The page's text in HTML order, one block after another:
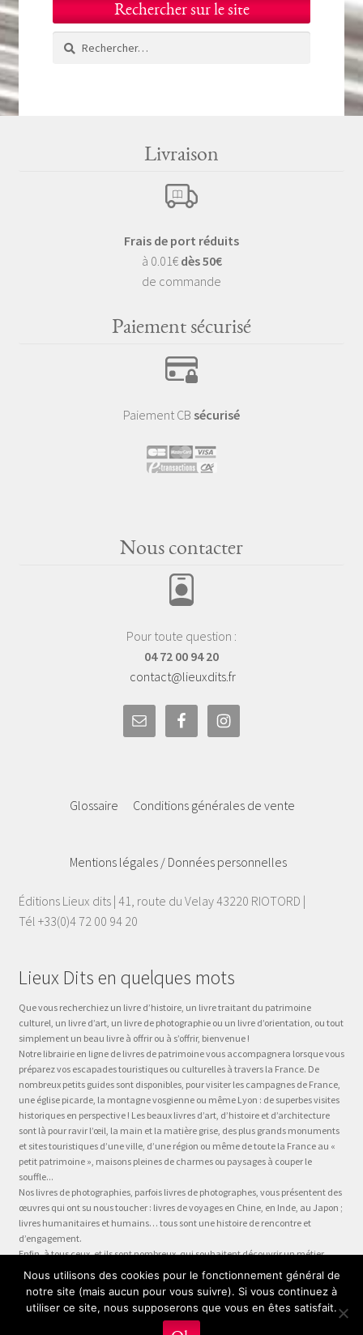
Rechercher sur le site
Rechercher :
Livraison
Frais de port réduits
à 0.01€ dès 50€
de commande
Paiement sécurisé
Paiement CB sécurisé
Nous contacter
Pour toute question :
04 72 00 94 20
contact@lieuxdits.fr
Glossaire Conditions générales de vente
Mentions légales / Données personnelles
Éditions Lieux dits | 41, route du Velay 43220 RIOTORD |
Tél +33(0)4 72 00 94 20
Lieux Dits en quelques mots
Que vous recherchiez un livre d’histoire, un livre traitant du patrimoine
culturel, un livre d’art, un livre de photographie ou un livre d’orientation, ou tout
simplement un beau livre à offrir ou à s’offrir, bienvenue !
Notre librairie en ligne de livres de patrimoine vous accompagnera lorsque vous
préparez vos escapades touristiques ou culturelles à travers la France. De
nombreux petits guides sont disponibles, pour visiter les campagnes de France,
une église picarde, la montagne vosgienne ou même Lyon : de superbes visites
historiques en perspective ! Les beaux livres d’art, d’histoire et d’architecture
sont là pour ravir l’œil, la main et la matière grise, des plus grands monuments
et sites touristiques d’une ville, d’une région ou même de toute la France au «
petit patrimoine », maisons pleines de charmes ou paysages à couper le
souffle...
Nos livres de photographies, parfois livres de photographes, vous présentent des
œuvres qui ont su nous toucher : livres de voyages en Chine, en Inde, au Japon ;
livres humanitaires et humains… tous sont une histoire de rencontre et
d’engagement.
Enfin, à tous ceux, et ils sont nombreux, qui souhaitent découvrir un métier,
préparer leur formation ou choisir leur orientation, à la question « quel métier ?
» nous dédions la collection Être, véritable panorama du monde du travail, plus
qu’un guide des métiers, plus qu’une fiche métier… un test métier, un « stage
en entreprise dans votre fauteuil » !
Nous utilisons des cookies pour le fonctionnement général de
notre site (mais aucun pour vous suivre). Si vous continuez à
utiliser ce site, nous supposerons que vous en êtes satisfait.